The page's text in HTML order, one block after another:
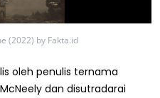
(2022) by Fakta.id
oleh penulis ternama
dan disutradarai